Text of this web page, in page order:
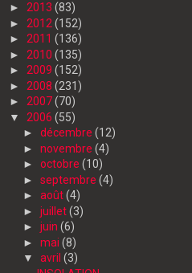
► 2013(83)
► 2012(152)
► 2011(136)
► 2010(135)
► 2009(152)
► 2008(231)
► 2007(70)
▼ 2006(55)
► décembre (12)
► novembre (4)
► octobre (10)
► septembre (4)
► août(4)
► juillet(3)
► juin (6)
► mai (8)
▼ avril (3)